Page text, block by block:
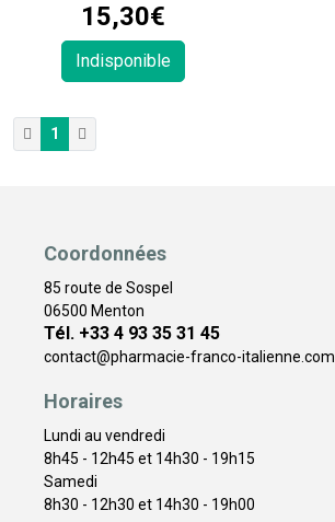
15,30€
Indisponible
1
Coordonnées
85 route de Sospel
06500 Menton
Tél. +33 4 93 35 31 45
contact@pharmacie-franco-italienne.com
Horaires
Lundi au vendredi
8h45 - 12h45 et 14h30 - 19h15
Samedi
8h30 - 12h30 et 14h30 - 19h00